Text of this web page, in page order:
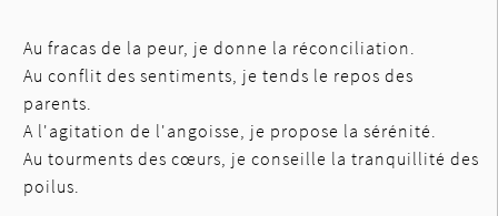
Au fracas de la peur, je donne la réconciliation.
Au conflit des sentiments, je tends le repos des
parents.
A l'agitation de l'angoisse, je propose la sérénité.
Au tourments des cœurs, je conseille la tranquillité des
poilus.